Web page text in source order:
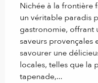
Nichée à la frontière
un véritable paradis
gastronomie, offrant
saveurs provençales
savourer une
locales, telles que la
tapenade,...